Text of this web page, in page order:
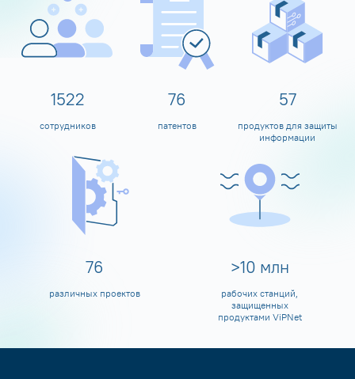
1600
сотрудников
80
патентов
60
продуктов для защиты
информации
80
различных проектов
>10 млн
рабочих станций,
защищенных
продуктами ViPNet